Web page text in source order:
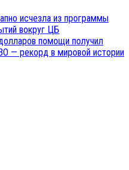
исчезла из программы
вокруг ЦБ
помощи получил
— рекорд в мировой истории